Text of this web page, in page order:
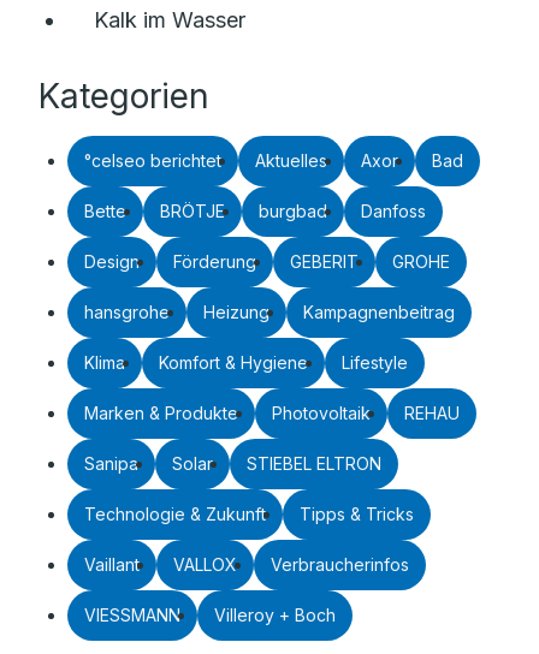
Kalk im Wasser
Kategorien
°celseo berichtet Aktuelles Axor Bad
Bette BRÖTJE burgbad Danfoss
Design Förderung GEBERIT GROHE
hansgrohe Heizung Kampagnenbeitrag
Klima Komfort & Hygiene Lifestyle
Marken & Produkte Photovoltaik REHAU
Sanipa Solar STIEBEL ELTRON
Technologie & Zukunft Tipps & Tricks
Vaillant VALLOX Verbraucherinfos
VIESSMANN Villeroy + Boch